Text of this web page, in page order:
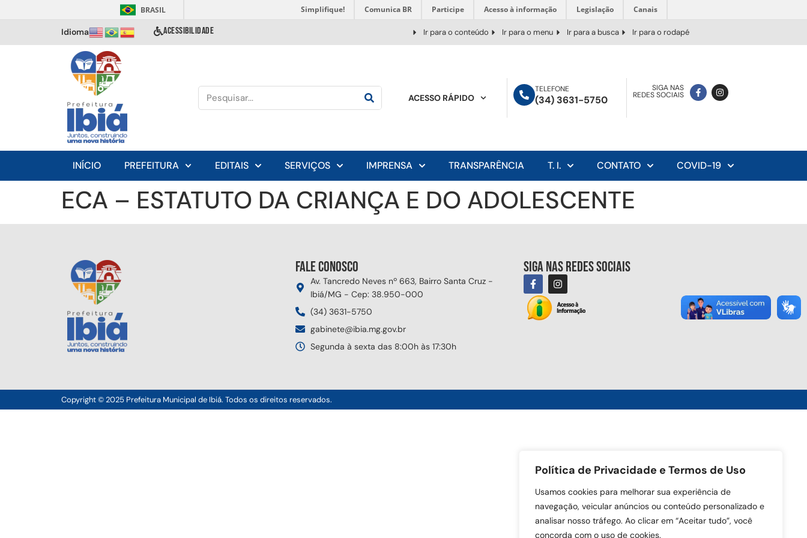
Política de Privacidade e Termos de Uso
Usamos cookies para melhorar sua experiência de
navegação, veicular anúncios ou conteúdo personalizado e
analisar nosso tráfego. Ao clicar em “Aceitar tudo”, você
concorda com o uso de cookies.
BRASIL Simplifique! Comunica BR Participe Acesso à informação Legislação Canais
Idioma ACESSIBILIDADE Ir para o conteúdo Ir para o menu Ir para a busca Ir para o rodapé
ACESSO RÁPIDO
TELEFONE
(34) 3631-5750
SIGA NAS
REDES SOCIAIS
INÍCIO PREFEITURA EDITAIS SERVIÇOS IMPRENSA TRANSPARÊNCIA T. I. CONTATO COVID-19
ECA – ESTATUTO DA CRIANÇA E DO ADOLESCENTE
Fale conosco
Av. Tancredo Neves nº 663, Bairro Santa Cruz -
Ibiá/MG - Cep: 38.950-000
(34) 3631-5750
gabinete@ibia.mg.gov.br
Segunda à sexta das 8:00h às 17:30h
Siga nas redes sociais
Copyright © 2025 Prefeitura Municipal de Ibiá. Todos os direitos reservados.